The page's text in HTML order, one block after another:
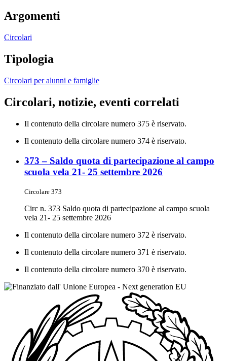
Argomenti
Circolari
Tipologia
Circolari per alunni e famiglie
Circolari, notizie, eventi correlati
Il contenuto della circolare numero 375 è riservato.
Il contenuto della circolare numero 374 è riservato.
373 – Saldo quota di partecipazione al campo
scuola vela 21- 25 settembre 2026
Circolare 373
Circ n. 373 Saldo quota di partecipazione al campo scuola
vela 21- 25 settembre 2026
Il contenuto della circolare numero 372 è riservato.
Il contenuto della circolare numero 371 è riservato.
Il contenuto della circolare numero 370 è riservato.